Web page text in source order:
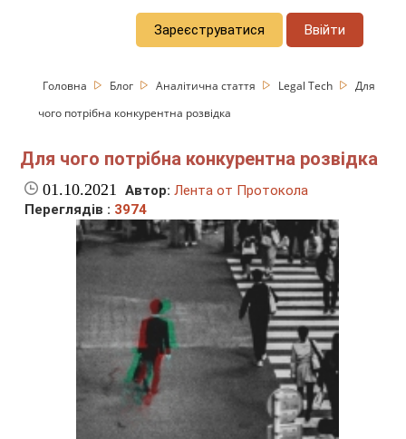
Зареєструватися Ввійти
Головна Блог Аналітична стаття Legal Tech
Для
чого потрібна конкурентна розвідка
Для чого потрібна конкурентна розвідка
01.10.2021 Автор: Лента от Протокола
Переглядів : 3974